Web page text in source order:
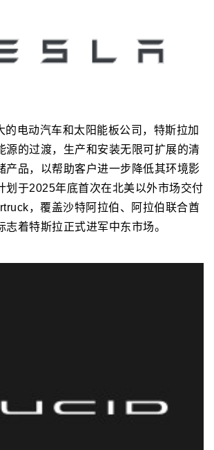
的电动汽车和太阳能板公司，特斯拉加
源的过渡，生产和安装无限可扩展的清
产品，以帮助客户进一步降低其环境影
划于2025年底首次在北美以外市场交付
，覆盖沙特阿拉伯、阿拉伯联合酋
志着特斯拉正式进军中东市场。